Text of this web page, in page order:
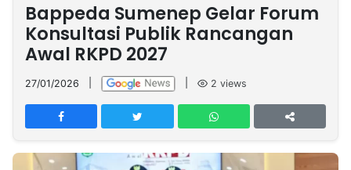
Nasional
International
Olahraga
Entertainment
Daerah
Pariwisata
Kuliner
Kolom
Network
PT
TREETAN
INDONESIA
Bappeda Sumenep Gelar Forum
Konsultasi Publik Rancangan
Awal RKPD 2027
27/01/2026 2 views